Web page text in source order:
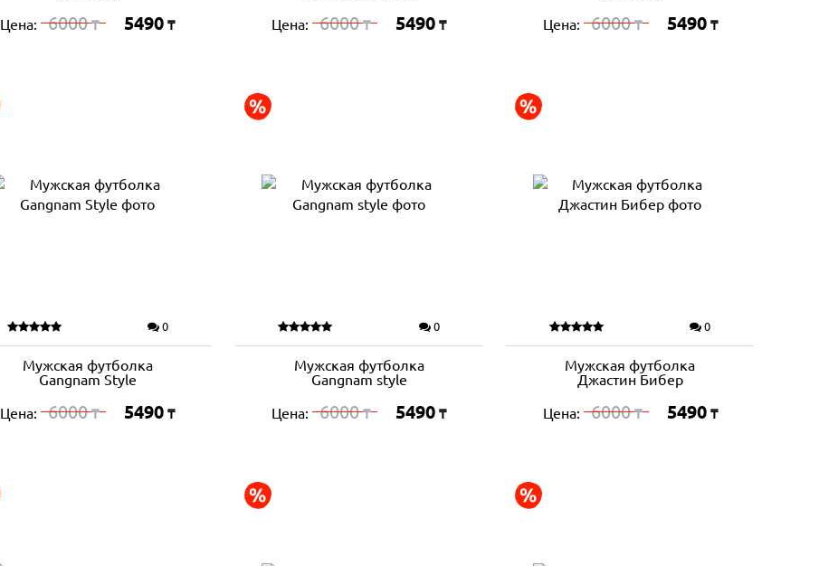
Цена: 6000₸ 5490 ₸ Цена: 6000₸ 5490 ₸ Цена: 6000₸ 5490 ₸
0
Мужская футболка
Gangnam Style
Цена: 6000₸ 5490 ₸
0
Мужская футболка
Gangnam style
Цена: 6000₸ 5490 ₸
0
Мужская футболка
Джастин Бибер
Цена: 6000₸ 5490 ₸